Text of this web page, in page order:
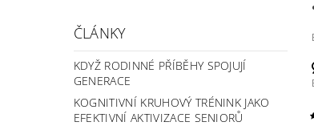
ČLÁNKY
KDYŽ RODINNÉ PŘÍBĚHY SPOJUJÍ
GENERACE
KOGNITIVNÍ KRUHOVÝ TRÉNINK JAKO
EFEKTIVNÍ AKTIVIZACE SENIORŮ